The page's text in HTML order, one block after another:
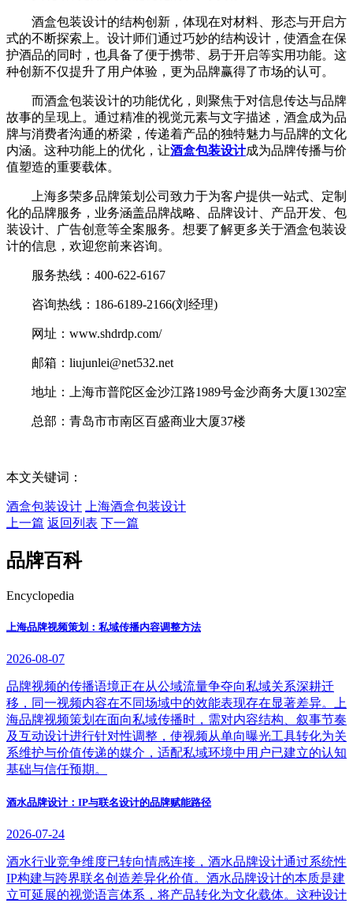
酒盒包装设计的结构创新，体现在对材料、形态与开启方
式的不断探索上。设计师们通过巧妙的结构设计，使酒盒在保
护酒品的同时，也具备了便于携带、易于开启等实用功能。这
种创新不仅提升了用户体验，更为品牌赢得了市场的认可。
而酒盒包装设计的功能优化，则聚焦于对信息传达与品牌
故事的呈现上。通过精准的视觉元素与文字描述，酒盒成为品
牌与消费者沟通的桥梁，传递着产品的独特魅力与品牌的文化
内涵。这种功能上的优化，让酒盒包装设计成为品牌传播与价
值塑造的重要载体。
上海多荣多品牌策划公司致力于为客户提供一站式、定制
化的品牌服务，业务涵盖品牌战略、品牌设计、产品开发、包
装设计、广告创意等全案服务。想要了解更多关于酒盒包装设
计的信息，欢迎您前来咨询。
服务热线：400-622-6167
咨询热线：186-6189-2166(刘经理)
网址：www.shdrdp.com/
邮箱：liujunlei@net532.net
地址：上海市普陀区金沙江路1989号金沙商务大厦1302室
总部：青岛市市南区百盛商业大厦37楼
本文关键词：
酒盒包装设计
上海酒盒包装设计
上一篇 返回列表 下一篇
品牌百科
Encyclopedia
上海品牌视频策划：私域传播内容调整方法
2026-08-07
品牌视频的传播语境正在从公域流量争夺向私域关系深耕迁
移，同一视频内容在不同场域中的效能表现存在显著差异。上
海品牌视频策划在面向私域传播时，需对内容结构、叙事节奏
及互动设计进行针对性调整，使视频从单向曝光工具转化为关
系维护与价值传递的媒介，适配私域环境中用户已建立的认知
基础与信任预期。
酒水品牌设计：IP与联名设计的品牌赋能路径
2026-07-24
酒水行业竞争维度已转向情感连接，酒水品牌设计通过系统性
IP构建与跨界联名创造差异化价值。酒水品牌设计的本质是建
立可延展的视觉语言体系，将产品转化为文化载体。这种设计